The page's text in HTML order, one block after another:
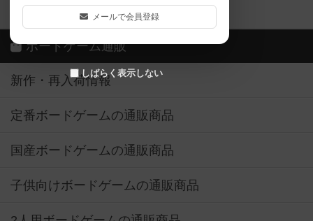
メールで会員登録
しばらく表示しない
ボドゲーマご利用案内
ボードゲーム通販
新作・再入荷情報
定番ボードゲームの通販商品
国産ボードゲームの通販商品
子供向けボードゲームの通販商品